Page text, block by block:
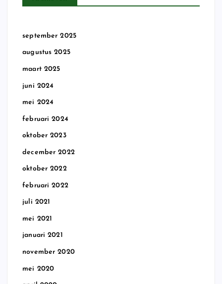
september 2025
augustus 2025
maart 2025
juni 2024
mei 2024
februari 2024
oktober 2023
december 2022
oktober 2022
februari 2022
juli 2021
mei 2021
januari 2021
november 2020
mei 2020